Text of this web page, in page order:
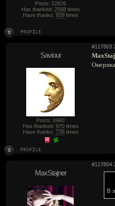
Posts: 22826
Has thanked: 2588times
Have thanks: 939times
#117803
Saviour
Posts: 6960
Has thanked: 970times
Have thanks: 736times
#117804
MaxStajner
В